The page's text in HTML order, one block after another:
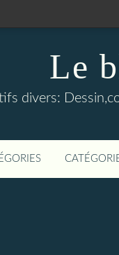
Le
divers: